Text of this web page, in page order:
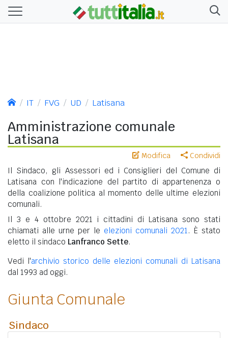
IT FVG UD Latisana
Amministrazione comunale
Latisana
Modifica Condividi
Il Sindaco, gli Assessori ed i Consiglieri del Comune di
Latisana con l'indicazione del partito di appartenenza o
della coalizione politica al momento delle ultime elezioni
comunali.
Il 3 e 4 ottobre 2021 i cittadini di Latisana sono stati
chiamati alle urne per le elezioni comunali 2021 . È stato
eletto il sindaco Lanfranco Sette.
Vedi l'archivio storico delle elezioni comunali di Latisana
dal 1993 ad oggi.
Giunta Comunale
Sindaco